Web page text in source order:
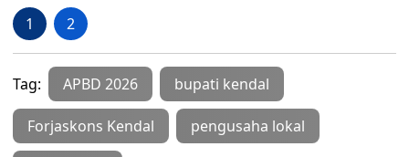
1 2
Tag: APBD 2026 bupati kendal
Forjaskons Kendal pengusaha lokal